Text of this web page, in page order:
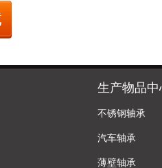
生产物品中
不锈钢轴承
汽车轴承
薄壁轴承